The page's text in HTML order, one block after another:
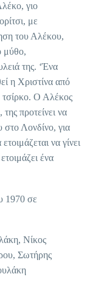
γιο
με
του Αλέκου,
μύθο,
της. ‘Ένα
η Χριστίνα από
τσίρκο. Ο Αλέκος
της προτείνει να
στο Λονδίνο, για
να γίνει
ένα
1970 σε
Νίκος
Σωτήρης